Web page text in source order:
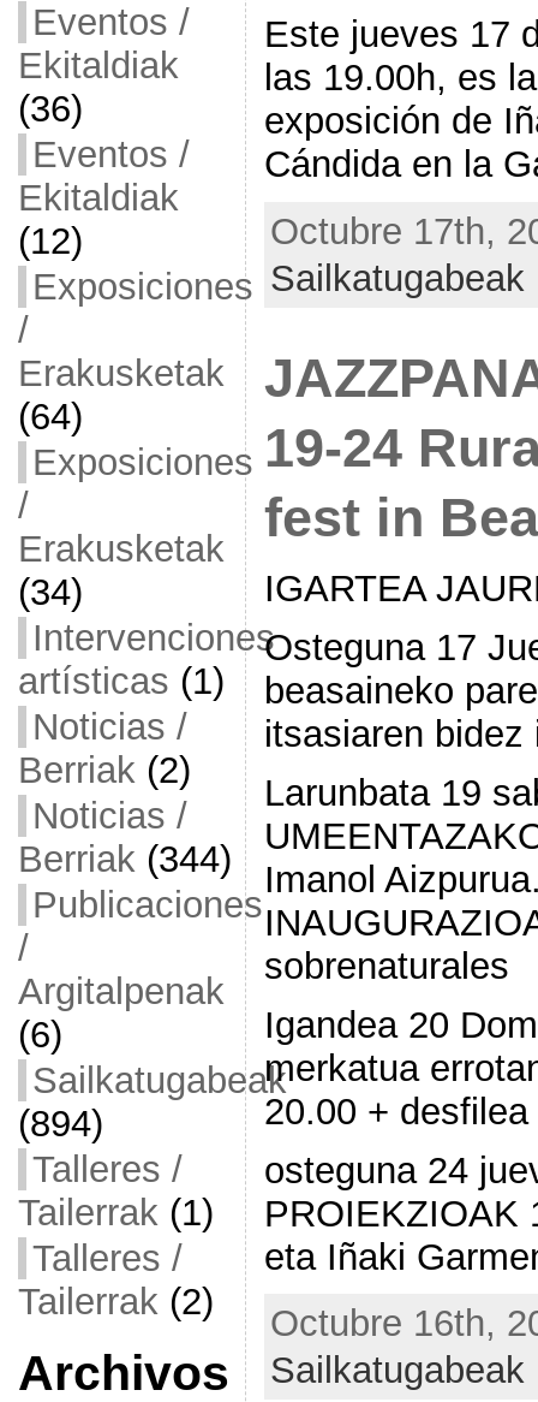
Eventos /
Ekitaldiak
(36)
Eventos /
Ekitaldiak
(12)
Exposiciones
/
Erakusketak
(64)
Exposiciones
/
Erakusketak
(34)
Intervenciones
artísticas (1)
Noticias /
Berriak(2)
Noticias /
Berriak(344)
Publicaciones
/
Argitalpenak
(6)
Sailkatugabeak
(894)
Talleres /
Tailerrak(1)
Talleres /
Tailerrak(2)
Archivos
Este jueves 17
las 19.00h, es
exposición de
Cándida en la
Octubre 17th,
Sailkatugabeak
19-24
fest in
IGARTEA
Osteguna 17
beasaineko
itsasiaren bidez
Larunbata 19
Imanol
sobrenaturales
Igandea 20
merkatua
20.00 +
osteguna 24
PROIEKZIOAK
eta Iñaki
Octubre 16th,
Sailkatugabeak